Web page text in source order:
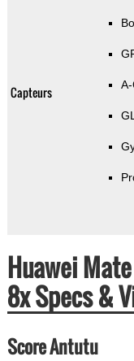
Capteurs
Huawei
8x Specs &
Score Antutu